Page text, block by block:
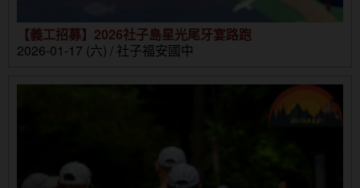
【義工招募】2026社子島星光尾牙宴路跑
2026-01-17 (六) / 社子福安國中